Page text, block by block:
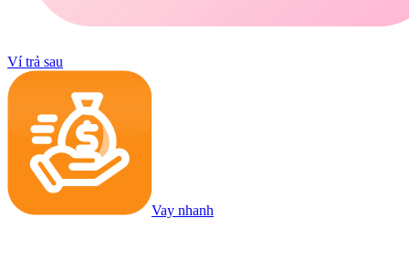
Ví trả sau
Vay nhanh